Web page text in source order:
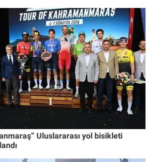
Uluslararası yol bisikleti